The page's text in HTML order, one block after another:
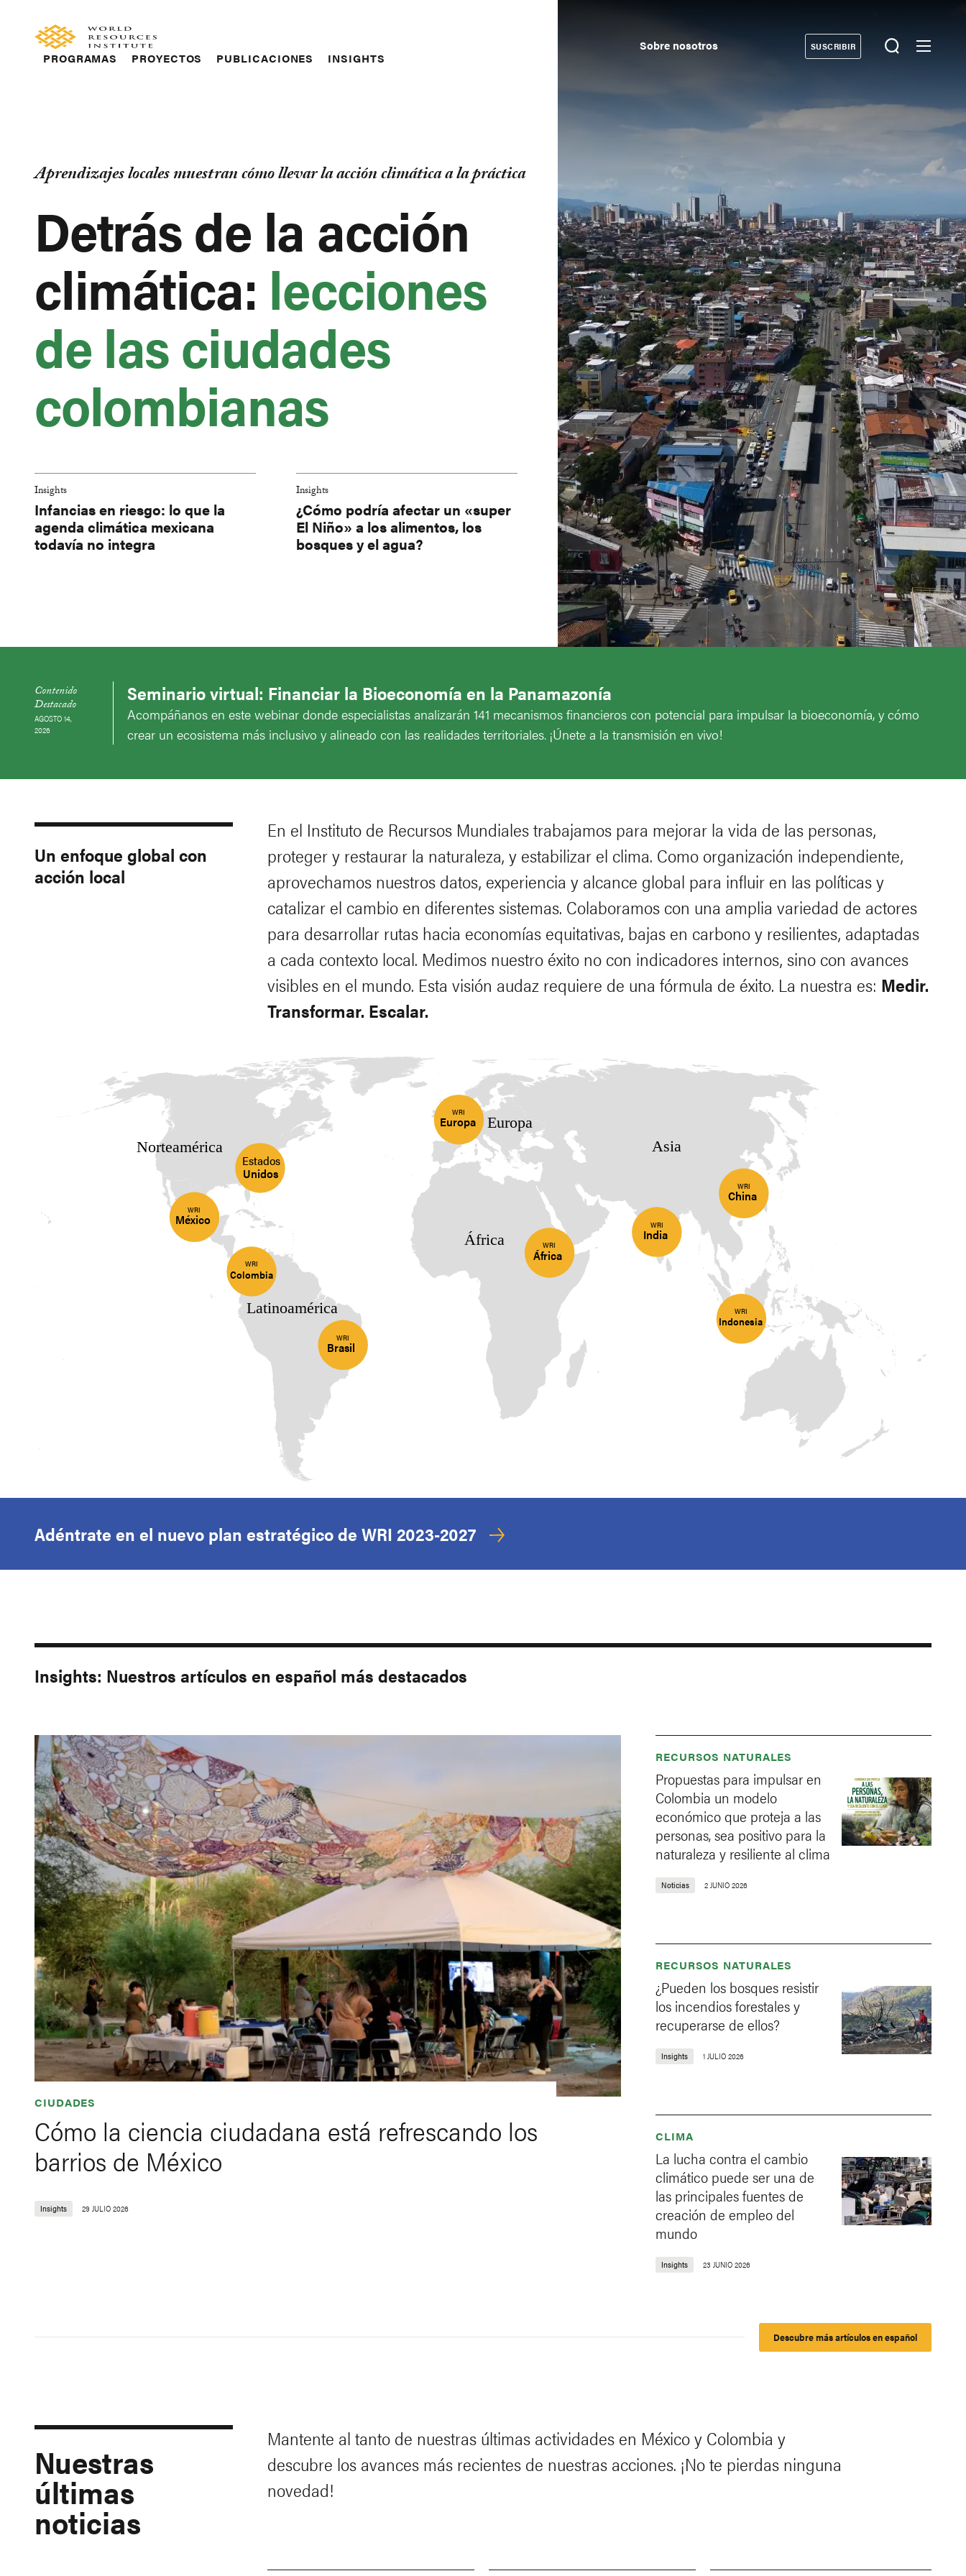
Main
PROGRAMAS PROYECTOS PUBLICACIONES INSIGHTS
Navigation
Sobre nosotros
Donate
SUSCRIBIR
Aprendizajes locales muestran cómo llevar la acción climática a la práctica
Detrás de la acción
climática: lecciones
de las ciudades
colombianas
Insights
Infancias en riesgo: lo que la
agenda climática mexicana
todavía no integra
Insights
¿Cómo podría afectar un «super
El Niño» a los alimentos, los
bosques y el agua?
Contenido
Destacado
AGOSTO 14,
2026
Seminario virtual: Financiar la Bioeconomía en la Panamazonía
Acompáñanos en este webinar donde especialistas analizarán 141 mecanismos financieros con potencial para impulsar la bioeconomía, y cómo
crear un ecosistema más inclusivo y alineado con las realidades territoriales. ¡Únete a la transmisión en vivo!
Un enfoque global con
acción local
En el Instituto de Recursos Mundiales trabajamos para mejorar la vida de las personas,
proteger y restaurar la naturaleza, y estabilizar el clima. Como organización independiente,
aprovechamos nuestros datos, experiencia y alcance global para influir en las políticas y
catalizar el cambio en diferentes sistemas. Colaboramos con una amplia variedad de actores
para desarrollar rutas hacia economías equitativas, bajas en carbono y resilientes, adaptadas
a cada contexto local. Medimos nuestro éxito no con indicadores internos, sino con avances
visibles en el mundo. Esta visión audaz requiere de una fórmula de éxito. La nuestra es: Medir.
Transformar. Escalar.
Asia
Europa
África
Norteamérica
Latinoamérica
Estados
Unidos
WRI
México
WRI
Europa
WRI
África
WRI
India
WRI
China
WRI
Indonesia
WRI
Brasil
WRI
Colombia
Adéntrate en el nuevo plan estratégico de WRI 2023-2027
Insights: Nuestros artículos en español más destacados
CIUDADES
Cómo la ciencia ciudadana está refrescando los
barrios de México
Insights 29 JULIO 2026
RECURSOS NATURALES
Propuestas para impulsar en
Colombia un modelo
económico que proteja a las
personas, sea positivo para la
naturaleza y resiliente al clima
Noticias 2 JUNIO 2026
RECURSOS NATURALES
¿Pueden los bosques resistir
los incendios forestales y
recuperarse de ellos?
Insights 1 JULIO 2026
CLIMA
La lucha contra el cambio
climático puede ser una de
las principales fuentes de
creación de empleo del
mundo
Insights 23 JUNIO 2026
Descubre más artículos en español
Nuestras
últimas
noticias
Mantente al tanto de nuestras últimas actividades en México y Colombia y
descubre los avances más recientes de nuestras acciones. ¡No te pierdas ninguna
novedad!